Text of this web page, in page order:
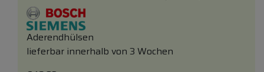
Aderendhülsen
lieferbar innerhalb von 3 Wochen